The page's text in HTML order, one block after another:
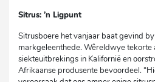
Sitrus: ’n Ligpunt
Sitrusboere het vanjaar baat gevind
markgeleenthede. Wêreldwye tekorte
siekteuitbrekings in Kalifornië en
Afrikaanse produsente bevoordeel.